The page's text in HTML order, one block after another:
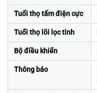
Tuổi thọ tấm điện cực
Tuổi thọ lõi lọc tinh
Bộ điều khiển
Thông báo